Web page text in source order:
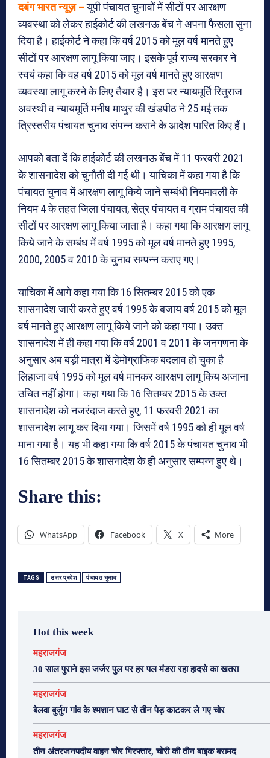
दबंग भारत न्यूज़ –यूपी पंचायत चुनावों में सीटों पर आरक्षण
व्यवस्था को लेकर हाईकोर्ट की लखनऊ बेंच ने अपना फैसला सुना
दिया है। हाईकोर्ट ने कहा कि वर्ष 2015 को मूल वर्ष मानते हुए
सीटों पर आरक्षण लागू किया जाए। इसके पूर्व राज्य सरकार ने
स्वयं कहा कि वह वर्ष 2015 को मूल वर्ष मानते हुए आरक्षण
व्यवस्था लागू करने के लिए तैयार है। इस पर न्यायमूर्ति रितुराज
अवस्थी व न्यायमूर्ति मनीष माथुर की खंडपीठ ने 25 मई तक
त्रिस्तरीय पंचायत चुनाव संपन्न कराने के आदेश पारित किए हैं।
आपको बता दें कि हाईकोर्ट की लखनऊ बेंच में 11 फरवरी 2021
के शासनादेश को चुनौती दी गई थी। याचिका में कहा गया है कि
पंचायत चुनाव में आरक्षण लागू किये जाने सम्बंधी नियमावली के
नियम 4 के तहत जिला पंचायत, सेत्र पंचायत व ग्राम पंचायत की
सीटों पर आरक्षण लागू किया जाता है। कहा गया कि आरक्षण लागू
किये जाने के सम्बंध में वर्ष 1995 को मूल वर्ष मानते हुए 1995,
2000, 2005 व 2010 के चुनाव सम्पन्न कराए गए।
याचिका में आगे कहा गया कि 16 सितम्बर 2015 को एक
शासनादेश जारी करते हुए वर्ष 1995 के बजाय वर्ष 2015 को मूल
वर्ष मानते हुए आरक्षण लागू किये जाने को कहा गया। उक्त
शासनादेश में ही कहा गया कि वर्ष 2001 व 2011 के जनगणना के
अनुसार अब बड़ी मात्रा में डेमोग्राफिक बदलाव हो चुका है
लिहाजा वर्ष 1995 को मूल वर्ष मानकर आरक्षण लागू किय अजाना
उचित नहीं होगा। कहा गया कि 16 सितम्बर 2015 के उक्त
शासनादेश को नजरंदाज करते हुए, 11 फरवरी 2021 का
शासनादेश लागू कर दिया गया। जिसमें वर्ष 1995 को ही मूल वर्ष
माना गया है। यह भी कहा गया कि वर्ष 2015 के पंचायत चुनाव भी
16 सितम्बर 2015 के शासनादेश के ही अनुसार सम्पन्न हुए थे।
Share this:
WhatsApp Facebook X More
TAGS उत्तर प्रदेश पंचायत चुनाव
Hot this week
महराजगंज
30 साल पुराने इस जर्जर पुल पर हर पल मंडरा रहा हादसे का खतरा
महराजगंज
बेलवा बुर्जुग गांव के श्मशान घाट से तीन पेड़ काटकर ले गए चोर
महराजगंज
तीन अंतरजनपदीय वाहन चोर गिरफ्तार, चोरी की तीन बाइक बरामद